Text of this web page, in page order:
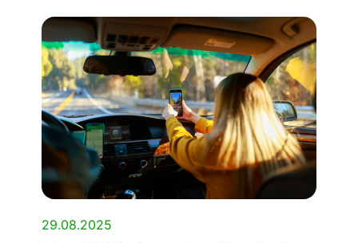
29.08.2025